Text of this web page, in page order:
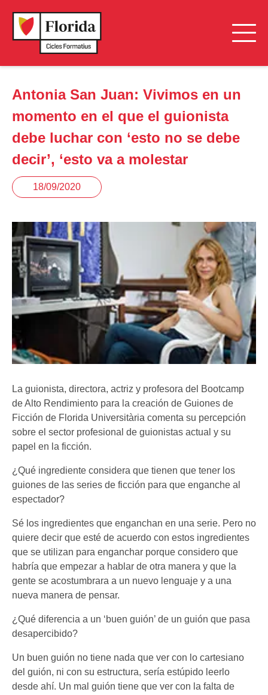
Antonia San Juan: Vivimos en un
momento en el que el guionista
debe luchar con ‘esto no se debe
decir’, ‘esto va a molestar
18/09/2020
La guionista, directora, actriz y profesora del Bootcamp
de Alto Rendimiento para la creación de Guiones de
Ficción de Florida Universitària comenta su percepción
sobre el sector profesional de guionistas actual y su
papel en la ficción.
¿Qué ingrediente considera que tienen que tener los
guiones de las series de ficción para que enganche al
espectador?
Sé los ingredientes que enganchan en una serie. Pero no
quiere decir que esté de acuerdo con estos ingredientes
que se utilizan para enganchar porque considero que
habría que empezar a hablar de otra manera y que la
gente se acostumbrara a un nuevo lenguaje y a una
nueva manera de pensar.
¿Qué diferencia a un ‘buen guión’ de un guión que pasa
desapercibido?
Un buen guión no tiene nada que ver con lo cartesiano
del guión, ni con su estructura, sería estúpido leerlo
desde ahí. Un mal guión tiene que ver con la falta de